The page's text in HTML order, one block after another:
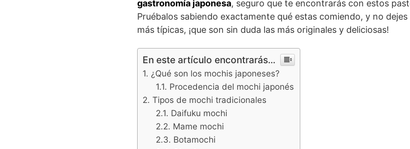
gastronomía japonesa, seguro que te encontrarás con estos
Pruébalos sabiendo exactamente qué estas comiendo, y no
más típicas, ¡que son sin duda las más originales y deliciosas!
En este artículo encontrarás...
¿Qué son los mochis japoneses?
Procedencia del mochi japonés
Tipos de mochi tradicionales
Daifuku mochi
Mame mochi
Botamochi